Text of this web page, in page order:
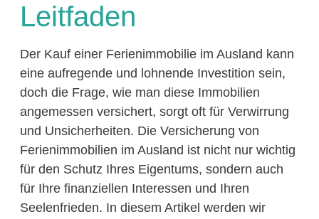
Leitfaden
Der Kauf einer Ferienimmobilie im Ausland kann
eine aufregende und lohnende Investition sein,
doch die Frage, wie man diese Immobilien
angemessen versichert, sorgt oft für Verwirrung
und Unsicherheiten. Die Versicherung von
Ferienimmobilien im Ausland ist nicht nur wichtig
für den Schutz Ihres Eigentums, sondern auch
für Ihre finanziellen Interessen und Ihren
Seelenfrieden. In diesem Artikel werden wir